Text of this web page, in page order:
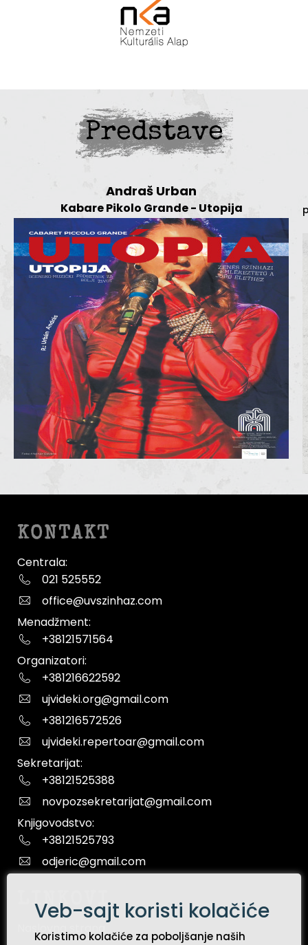
Veb-sajt koristi kolačiće
Koristimo kolačiće za poboljšanje naših
Predstave
Andraš Urban
Kabare Pikolo Grande - Utopija
KONTAKT
Centrala:
021 525552
office@uvszinhaz.com
Menadžment:
+38121571564
Organizatori:
+381216622592
ujvideki.org@gmail.com
+381216572526
ujvideki.repertoar@gmail.com
Sekretarijat:
+38121525388
novpozsekretarijat@gmail.com
Knjigovodstvo:
+38121525793
odjeric@gmail.com
LINKOVI
Naslovna strana